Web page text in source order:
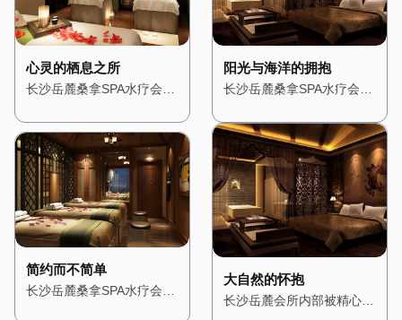
于热带雨林之中。墙壁上爬
满了青藤，空气中弥漫着淡
淡的薰衣草香，让人心旷神
怡。 会所的装修风格融合
了自然与现代元素，木质的
光，营造出一种温馨而宁静
的氛围。桑拿房被设计成半
开放式，四周环绕着绿植，
让人在享受桑拿的同时，也
能感受到自然的气息。水疗
区域则配备了舒适的按摩床
和私人浴缸，每个角落都经
松身心的同时，也能享受视
觉上的愉悦。 这里不仅是
璨的光芒。墙壁上装饰着精
美的壁画，描绘着古罗马的
神话故事，让人仿佛穿越时
空。 会所的装修风格融合
了古典与现代元素，大理石
益彰，展现出极致的奢华
感。桑拿房采用进口的芬兰
桑拿设备，内部装饰以高档
木材为主，搭配柔软的皮革
座椅，让人在享受桑拿时也
能感受到舒适与尊贵。水疗
区域则配备了私人水疗套
房，每个房间都配有独立的
蒸汽房、按摩床和私人浴
缸，确保顾客在享受服务时
的私密性。 在这里，每一
心灵的栖息之所
长沙岳麓桑拿SPA水疗会所
意，旨在为顾客提供一个心
灵的栖息之所。一进门，便
能看到一个小型的禅意花
园，潺潺的流水声与鸟鸣交
织在一起，营造出一种宁静
而祥和的氛围。 会所内部
的装修以木质为主，搭配淡
与自然之美。墙壁上挂着禅
意的挂画，角落里摆放着精
阳光与海洋的拥抱
长沙岳麓桑拿SPA水疗会所
让人仿佛置身于阳光明媚的
海边小镇。一进门，便能看
到蓝白相间的装饰色调，搭
配拱形的门窗和马赛克瓷
砖，展现出浓郁的地中海风
格。 会所内部的装修以明
亮的色调为主，搭配木质的
家具和装饰，营造出一种轻
松而愉悦的氛围。墙壁上挂
着地中海风格的挂画，描绘
简约而不简单
长沙岳麓桑拿SPA水疗会所
大自然的怀抱
长沙岳麓会所内部被精心设